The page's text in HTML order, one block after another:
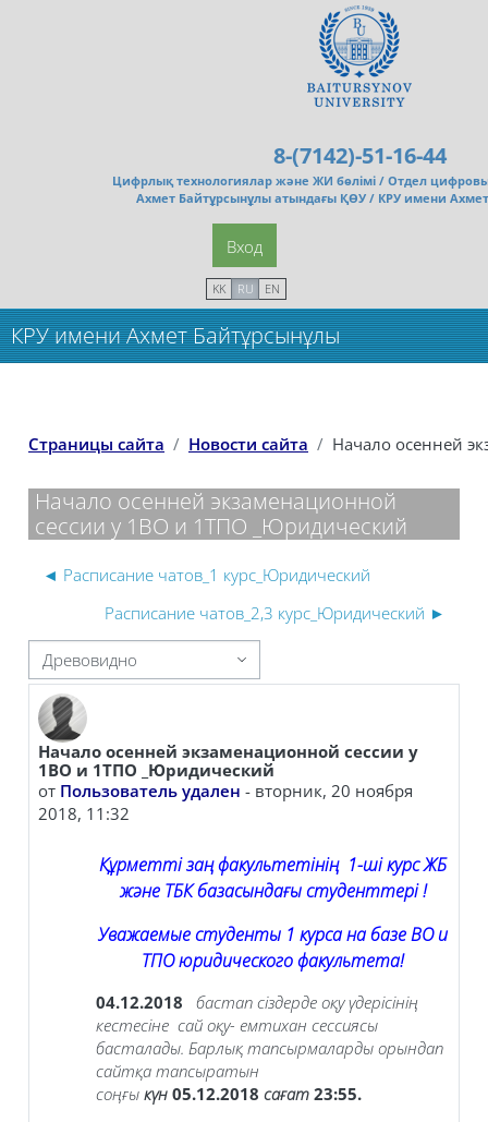
8-(7142)-51-16-44
Цифрлық технологиялар және ЖИ бөлімі / Отдел
Ахмет Байтұрсынұлы атындағы ҚӨУ / КРУ имени
Вход
KK RU EN
КРУ имени Ахмет Байтұрсынұлы
Страницы сайта Новости сайта Начало осенней
Начало осенней экзаменационной
сессии у 1ВО и 1ТПО _Юридический
◄ Расписание чатов_1 курс_Юридический
Расписание чатов_2,3 курс_Юридический ►
Начало осенней экзаменационной сессии у
1ВО и 1ТПО _Юридический
от Пользователь удален - вторник, 20 ноября
2018, 11:32
Количество ответов: 0
Құрметті заң факультетінің 1-ші курс ЖБ
және ТБК базасындағы студенттері !
Уважаемые студенты 1 курса на базе ВО и
ТПО юридического факультета!
04.12.2018
бастап сіздерде оқу үдерісінің
кестесіне сай оқу- емтихан сессиясы
басталады. Барлық тапсырмаларды орындап
сайтқа тапсыратын
соңғы күн 05.12.2018 сағат 23:55.